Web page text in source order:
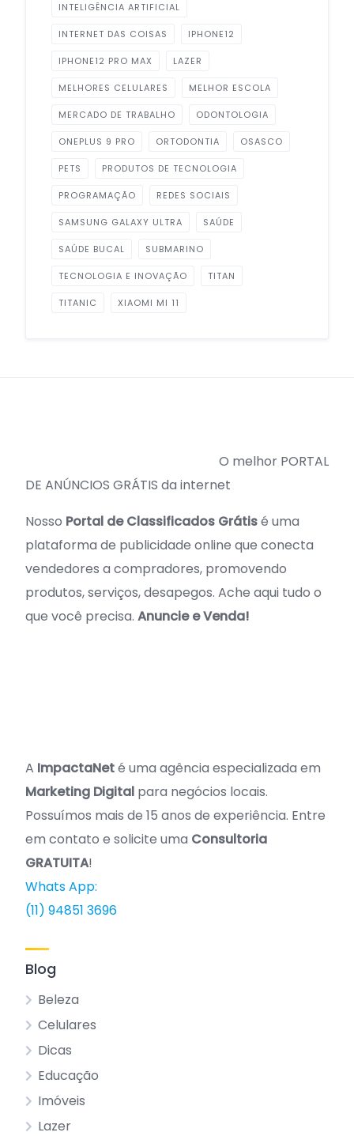
INTELIGÊNCIA ARTIFICIAL
INTERNET DAS COISAS IPHONE12
IPHONE12 PRO MAX LAZER
MELHORES CELULARES MELHOR ESCOLA
MERCADO DE TRABALHO ODONTOLOGIA
ONEPLUS 9 PRO ORTODONTIA OSASCO
PETS PRODUTOS DE TECNOLOGIA
PROGRAMAÇÃO REDES SOCIAIS
SAMSUNG GALAXY ULTRA SAÚDE
SAÚDE BUCAL SUBMARINO
TECNOLOGIA E INOVAÇÃO TITAN
TITANIC XIAOMI MI 11
O melhor PORTAL
DE ANÚNCIOS GRÁTIS da internet
Nosso Portal de Classificados Grátisé uma
plataforma de publicidade online que conecta
vendedores a compradores, promovendo
produtos, serviços, desapegos. Ache aqui tudo o
que você precisa. Anuncie e Venda!
A ImpactaNeté uma agência especializada em
Marketing Digital para negócios locais.
Possuímos mais de 15 anos de experiência. Entre
em contato e solicite uma Consultoria
GRATUITA!
Whats App:
(11) 94851 3696
Blog
Beleza
Celulares
Dicas
Educação
Imóveis
Lazer